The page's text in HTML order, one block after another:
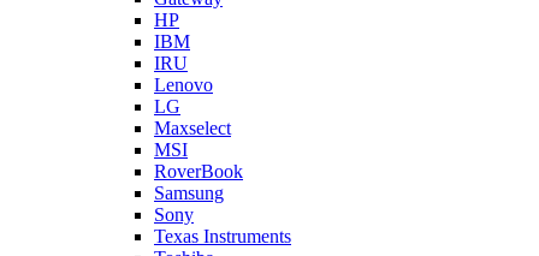
HP
IBM
IRU
Lenovo
LG
Maxselect
MSI
RoverBook
Samsung
Sony
Texas Instruments